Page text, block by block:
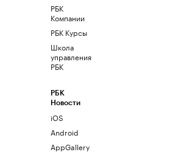
РБК
Компании
РБК Курсы
Школа
управления
РБК
РБК
Новости
iOS
Android
AppGallery